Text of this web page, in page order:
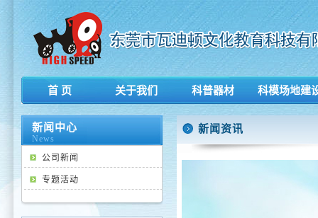
首 页 关于我们 科普器材 科模场地建
新闻中心
News
公司新闻
专题活动
新闻资讯